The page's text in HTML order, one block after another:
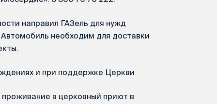
направил ГАЗель для нужд
необходим для доставки
и при поддержке Церкви
в церковный приют в